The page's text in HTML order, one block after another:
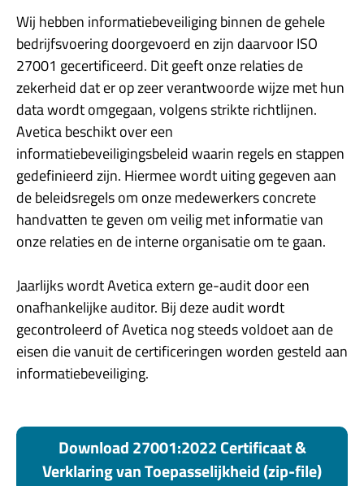
Wij hebben informatiebeveiliging binnen de gehele
bedrijfsvoering doorgevoerd en zijn daarvoor ISO
27001 gecertificeerd. Dit geeft onze relaties de
zekerheid dat er op zeer verantwoorde wijze met hun
data wordt omgegaan, volgens strikte richtlijnen.
Avetica beschikt over een
informatiebeveiligingsbeleid waarin regels en stappen
gedefinieerd zijn. Hiermee wordt uiting gegeven aan
de beleidsregels om onze medewerkers concrete
handvatten te geven om veilig met informatie van
onze relaties en de interne organisatie om te gaan.
Jaarlijks wordt Avetica extern ge-audit door een
onafhankelijke auditor. Bij deze audit wordt
gecontroleerd of Avetica nog steeds voldoet aan de
eisen die vanuit de certificeringen worden gesteld aan
informatiebeveiliging.
Download 27001:2022 Certificaat &
Verklaring van Toepasselijkheid (zip-file)